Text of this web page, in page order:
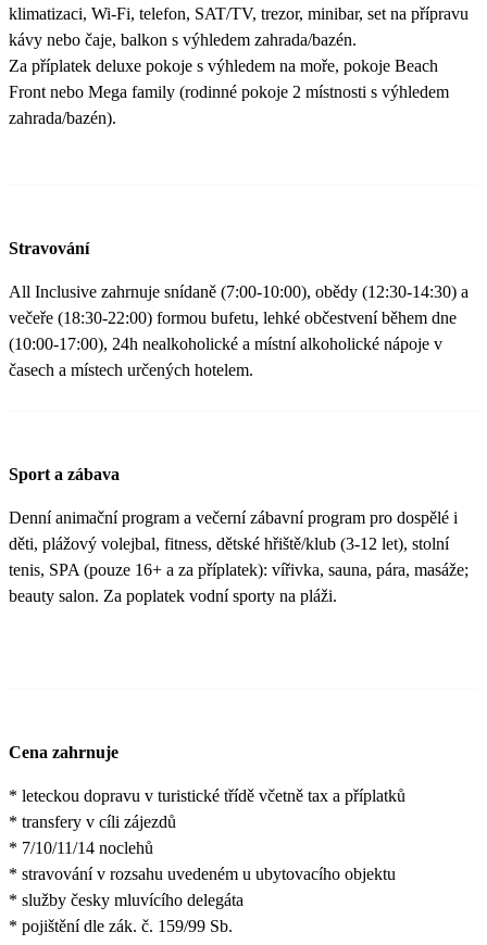
klimatizaci, Wi-Fi, telefon, SAT/TV, trezor, minibar, set na přípravu
kávy nebo čaje, balkon s výhledem zahrada/bazén.
Za příplatek deluxe pokoje s výhledem na moře, pokoje Beach
Front nebo Mega family (rodinné pokoje 2 místnosti s výhledem
zahrada/bazén).
Stravování
All Inclusive zahrnuje snídaně (7:00-10:00), obědy (12:30-14:30) a
večeře (18:30-22:00) formou bufetu, lehké občestvení během dne
(10:00-17:00), 24h nealkoholické a místní alkoholické nápoje v
časech a místech určených hotelem.
Sport a zábava
Denní animační program a večerní zábavní program pro dospělé i
děti, plážový volejbal, fitness, dětské hřiště/klub (3-12 let), stolní
tenis, SPA (pouze 16+ a za příplatek): vířivka, sauna, pára, masáže;
beauty salon. Za poplatek vodní sporty na pláži.
Cena zahrnuje
* leteckou dopravu v turistické třídě včetně tax a příplatků
* transfery v cíli zájezdů
* 7/10/11/14 noclehů
* stravování v rozsahu uvedeném u ubytovacího objektu
* služby česky mluvícího delegáta
* pojištění dle zák. č. 159/99 Sb.